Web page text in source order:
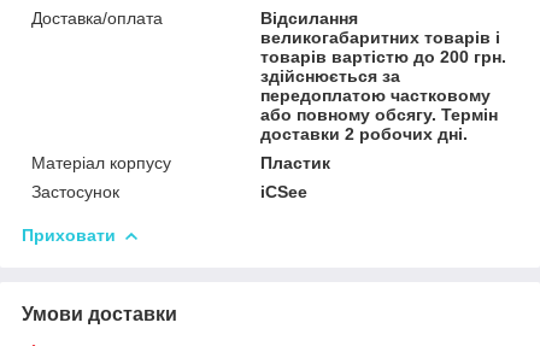
Доставка/оплата
Відсилання
великогабаритних товарів і
товарів вартістю до 200 грн.
здійснюється за
передоплатою частковому
або повному обсягу. Термін
доставки 2 робочих дні.
Матеріал корпусу
Пластик
Застосунок
iCSee
Приховати
Умови доставки